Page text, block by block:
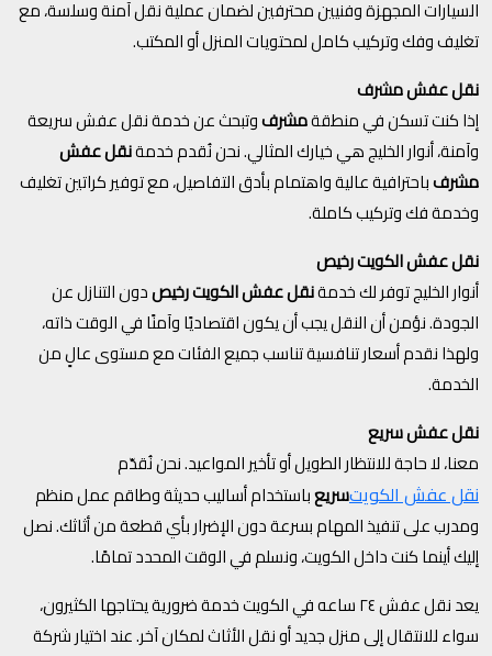
السيارات المجهزة وفنيين محترفين لضمان عملية نقل آمنة وسلسة، مع
تغليف وفك وتركيب كامل لمحتويات المنزل أو المكتب.
نقل عفش مشرف
إذا كنت تسكن في منطقةمشرفوتبحث عن خدمة نقل عفش سريعة
وآمنة، أنوار الخليج هي خيارك المثالي. نحن نُقدم خدمةنقل عفش
مشرفباحترافية عالية واهتمام بأدق التفاصيل، مع توفير كراتين تغليف
وخدمة فك وتركيب كاملة.
نقل عفش الكويت رخيص
أنوار الخليج توفر لك خدمةنقل عفش الكويت رخيصدون التنازل عن
الجودة. نؤمن أن النقل يجب أن يكون اقتصاديًا وآمنًا في الوقت ذاته،
ولهذا نقدم أسعار تنافسية تناسب جميع الفئات مع مستوى عالٍ من
الخدمة.
نقل عفش سريع
معنا، لا حاجة للانتظار الطويل أو تأخير المواعيد. نحن نُقدّم
نقل عفش الكويتسريعباستخدام أساليب حديثة وطاقم عمل منظم
ومدرب على تنفيذ المهام بسرعة دون الإضرار بأي قطعة من أثاثك. نصل
إليك أينما كنت داخل الكويت، ونسلم في الوقت المحدد تمامًا.
يعد نقل عفش ٢٤ ساعه في الكويت خدمة ضرورية يحتاجها الكثيرون،
سواء للانتقال إلى منزل جديد أو نقل الأثاث لمكان آخر. عند اختيار شركة